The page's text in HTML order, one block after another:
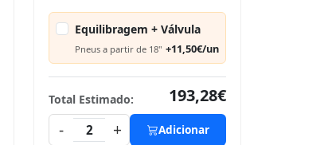
Equilibragem + Válvula
Pneus a partir de 18" +11,50€/un
Total Estimado:
193,28€
-
2 + Adicionar